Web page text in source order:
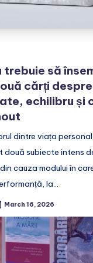
trebuie să
cărți despre
echilibru și
dintre viața
două subiecte intens
cauza modului în
la…
March 16, 2026